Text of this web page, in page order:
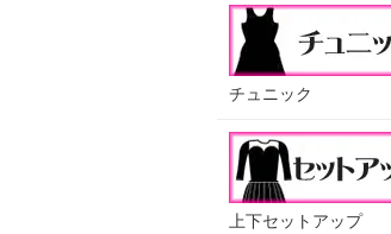
チュニック
上下セットアップ